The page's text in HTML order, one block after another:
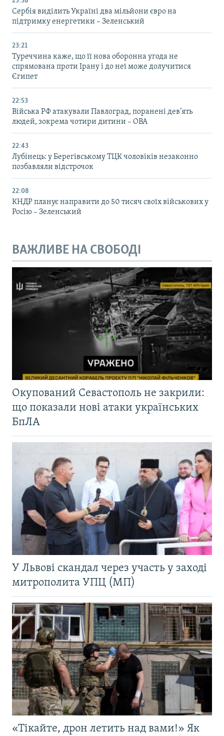
Сербія виділить Україні два мільйони євро на
підтримку енергетики – Зеленський
23:21
Туреччина каже, що її нова оборонна угода не
спрямована проти Ірану і до неї може долучитися
Єгипет
22:53
Війська РФ атакували Павлоград, поранені дев’ять
людей, зокрема чотири дитини – ОВА
22:43
Лубінець: у Берегівському ТЦК чоловіків незаконно
позбавляли відстрочок
22:08
КНДР планує направити до 50 тисяч своїх військових у
Росію – Зеленський
ВАЖЛИВЕ НА СВОБОДІ
Окупований Севастополь не закрили:
що показали нові атаки українських
БпЛА
У Львові скандал через участь у заході
митрополита УПЦ (МП)
«Тікайте, дрон летить над вами!» Як